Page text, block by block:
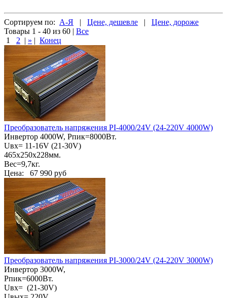
Сортируем по: А-Я | Цене, дешевле | Цене, дороже
Товары 1 - 40 из 60 | Все
1
2 | » | Конец
Преобразователь напряжения PI-4000/24V (24-220V 4000W)
Инвертор 4000W, Pпик=8000Вт.
Uвх= 11-16V (21-30V)
465х250х228мм.
Вес=9,7кг.
Цена: 67 990 руб
Преобразователь напряжения PI-3000/24V (24-220V 3000W)
Инвертор 3000W,
Pпик=6000Вт.
Uвх= (21-30V)